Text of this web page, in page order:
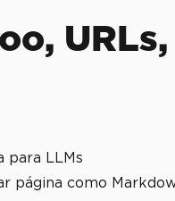
URLs,
para LLMs
página como